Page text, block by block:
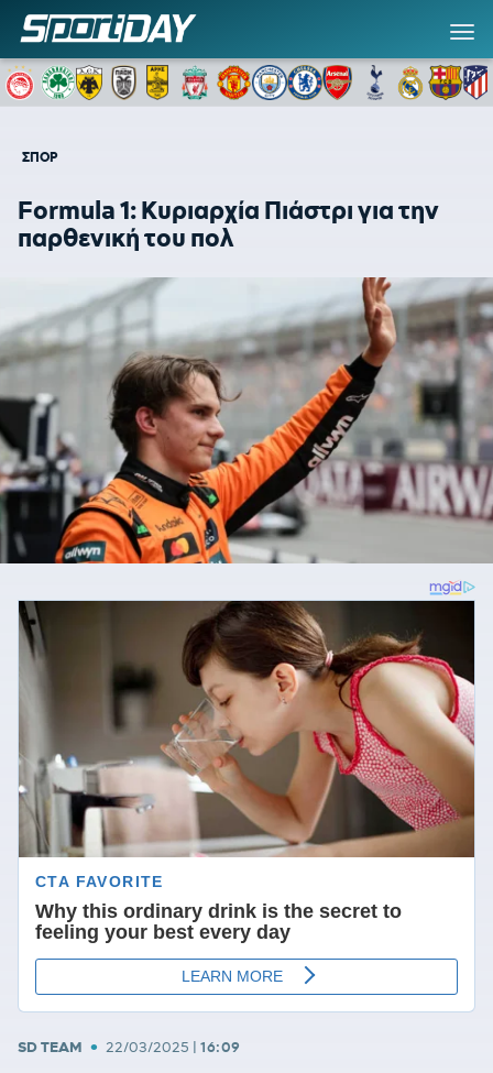
ΣΠΟΡ
Formula 1: Κυριαρχία Πιάστρι για την
παρθενική του πολ
SD TEAM • 22/03/2025 | 16:09